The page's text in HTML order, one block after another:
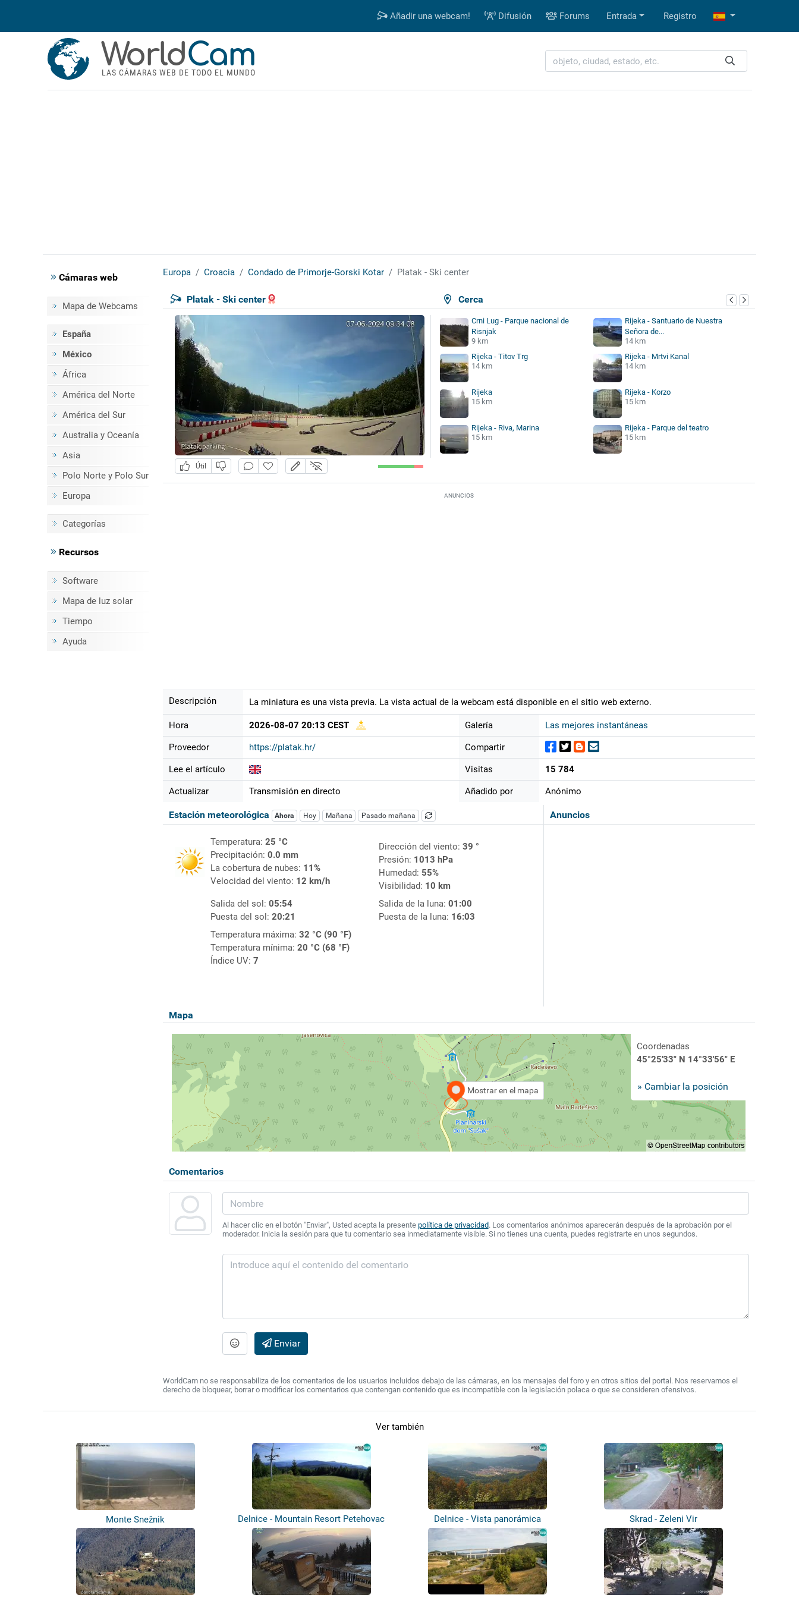
Añadir una webcam! Difusión Forums Entrada Registro
WorldCam
LAS CÁMARAS WEB DE TODO EL MUNDO
Cámaras web
Mapa de Webcams
España
México
África
América del Norte
América del Sur
Australia y Oceanía
Asia
Polo Norte y Polo Sur
Europa
Categorías
Recursos
Software
Mapa de luz solar
Tiempo
Ayuda
Europa Croacia Condado de Primorje-Gorski Kotar Platak - Ski center
Cerca
Platak - Ski center
Útil
Crni Lug - Parque nacional de
Risnjak
9 km
Rijeka - Santuario de Nuestra
Señora de...
14 km
Rijeka - Titov Trg
14 km
Rijeka - Mrtvi Kanal
14 km
Rijeka
15 km
Rijeka - Korzo
15 km
Rijeka - Riva, Marina
15 km
Rijeka - Parque del teatro
15 km
ANUNCIOS
Descripción La miniatura es una vista previa. La vista actual de la webcam está disponible en el sitio web externo.
Hora 2026-08-07 20:13 CEST
Proveedor https://platak.hr/
Lee el artículo
Actualizar Transmisión en directo
Galería Las mejores instantáneas
Compartir
Visitas 15 784
Añadido por Anónimo
Anuncios
Estación meteorológica Ahora Hoy Mañana Pasado mañana
Temperatura: 25 °C
Precipitación: 0.0 mm
La cobertura de nubes: 11%
Velocidad del viento: 12 km/h
Dirección del viento: 39 °
Presión: 1013 hPa
Humedad: 55%
Visibilidad: 10 km
Salida del sol: 05:54
Puesta del sol: 20:21
Salida de la luna: 01:00
Puesta de la luna: 16:03
Temperatura máxima: 32 °C (90 °F)
Temperatura mínima: 20 °C (68 °F)
Índice UV: 7
Mapa
Mostrar en el mapa
Coordenadas
45°25'33" N 14°33'56" E
» Cambiar la posición
Comentarios
Al hacer clic en el botón "Enviar", Usted acepta la presente política de privacidad. Los comentarios anónimos aparecerán después de la aprobación por el
moderador. Inicia la sesión para que tu comentario sea inmediatamente visible. Si no tienes una cuenta, puedes registrarte en unos segundos.
Enviar
WorldCam no se responsabiliza de los comentarios de los usuarios incluidos debajo de las cámaras, en los mensajes del foro y en otros sitios del portal. Nos reservamos el
derecho de bloquear, borrar o modificar los comentarios que contengan contenido que es incompatible con la legislación polaca o que se consideren ofensivos.
Ver también
Monte Snežnik Delnice - Mountain Resort Petehovac Delnice - Vista panorámica Skrad - Zeleni Vir